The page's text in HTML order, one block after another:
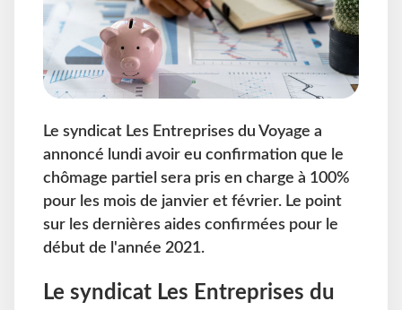
Le syndicat Les Entreprises du Voyage a
annoncé lundi avoir eu confirmation que le
chômage partiel sera pris en charge à 100%
pour les mois de janvier et février. Le point
sur les dernières aides confirmées pour le
début de l'année 2021.
Le syndicat Les Entreprises du